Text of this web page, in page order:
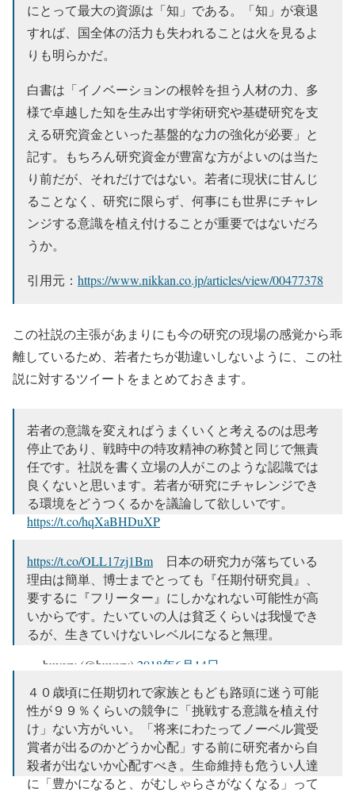
にとって最大の資源は「知」である。「知」が衰退
すれば、国全体の活力も失われることは火を見るよ
りも明らかだ。
白書は「イノベーションの根幹を担う人材の力、多
様で卓越した知を生み出す学術研究や基礎研究を支
える研究資金といった基盤的な力の強化が必要」と
記す。もちろん研究資金が豊富な方がよいのは当た
り前だが、それだけではない。若者に現状に甘んじ
ることなく、研究に限らず、何事にも世界にチャレ
ンジする意識を植え付けることが重要ではないだろ
うか。
引用元： https://www.nikkan.co.jp/articles/view/00477378
この社説の主張があまりにも今の研究の現場の感覚から乖
離しているため、若者たちが勘違いしないように、この社
説に対するツイートをまとめておきます。
若者の意識を変えればうまくいくと考えるのは思考
停止であり、戦時中の特攻精神の称賛と同じで無責
任です。社説を書く立場の人がこのような認識では
良くないと思います。若者が研究にチャレンジでき
る環境をどうつくるかを議論して欲しいです。
https://t.co/hqXaBHDuXP
https://t.co/OLL17zj1Bm 日本の研究力が落ちている
理由は簡単、博士までとっても『任期付研究員』、
要するに『フリーター』にしかなれない可能性が高
いからです。たいていの人は貧乏くらいは我慢でき
るが、生きていけないレベルになると無理。
— buvery (@buvery) 2018年6月14日
４０歳頃に任期切れで家族ともども路頭に迷う可能
性が９９％くらいの競争に「挑戦する意識を植え付
け」ない方がいい。「将来にわたってノーベル賞受
賞者が出るのかどうか心配」する前に研究者から自
殺者が出ないか心配すべき。生命維持も危うい人達
に「豊かになると、がむしゃらさがなくなる」って